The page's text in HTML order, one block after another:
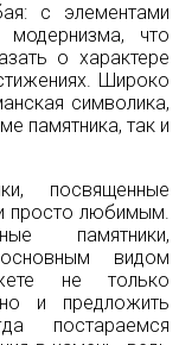
с элементами
что
о характере
Широко
символика,
памятника, так и
посвященные
просто любимым.
памятники,
видом
не только
и предложить
постараемся